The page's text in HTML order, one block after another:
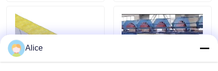
Magazzino di strutture in acciaio
Alice